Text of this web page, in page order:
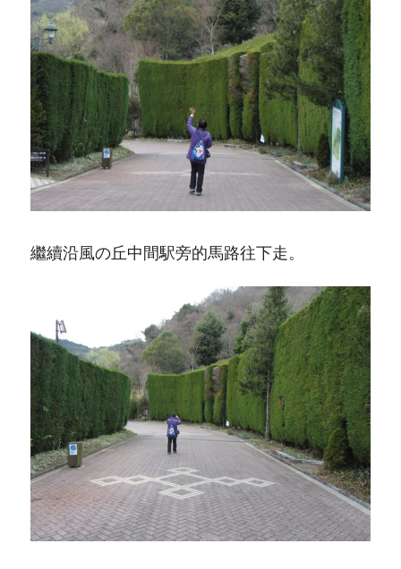
繼續沿風の丘中間駅旁的馬路往下走。